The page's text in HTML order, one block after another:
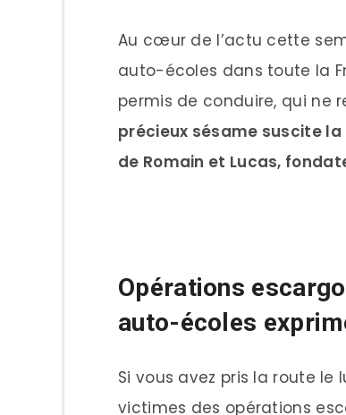
Au cœur de l’actu cette
auto-écoles dans toute la
permis de conduire, qui ne
précieux sésame suscite
de Romain et Lucas,
Opérations
auto-écoles
Si vous avez pris la route le
victimes des opérations